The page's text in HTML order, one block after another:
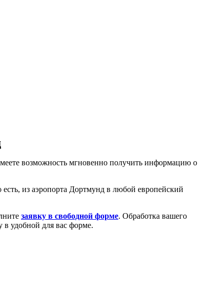
возможность мгновенно получить информацию о
из аэропорта Дортмунд в любой европейский
заявку в свободной форме. Обработка вашего
в удобной для вас форме.